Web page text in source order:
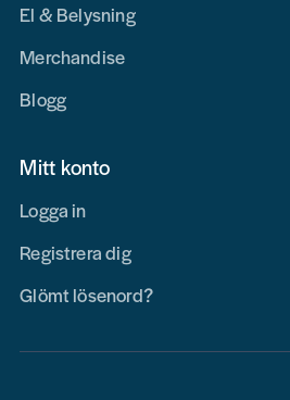
El & Belysning
Merchandise
Blogg
Mitt konto
Logga in
Registrera dig
Glömt lösenord?